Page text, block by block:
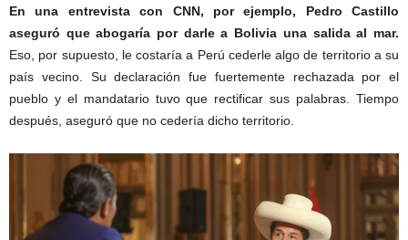
En una entrevista con CNN, por ejemplo, Pedro Castillo
aseguró que abogaría por darle a Bolivia una salida al mar.
Eso, por supuesto, le costaría a Perú cederle algo de territorio a su
país vecino. Su declaración fue fuertemente rechazada por el
pueblo y el mandatario tuvo que rectificar sus palabras. Tiempo
después, aseguró que no cedería dicho territorio.